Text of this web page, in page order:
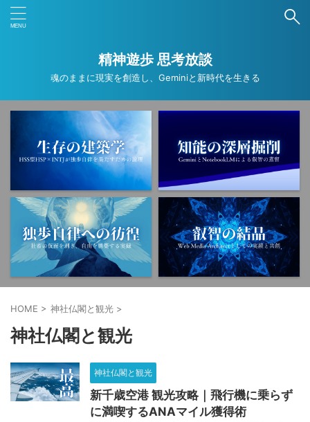
タグ
ANAカード ANAマイル
Gemini NotebookLM SNS Wordpress
アプリ オカルト コンプレックス
ストレスマネジメント トラウマ ニュース
フリーランス ブログ運営 ミニマリスト
健康的な習慣 動画解説
料理 断ち物 断捨離
気づき 生成AI 社会情勢
自己研鑽 言葉 超能力者 転職活動 運
精神遊歩 思考放談
魂のままに現実を創造し、Geminiと新時代を生きる
HOME > 神社仏閣と観光 >
神社仏閣と観光
神社仏閣と観光
新千歳空港 観光攻略｜飛行機に乗らず
に満喫するANAマイル獲得術